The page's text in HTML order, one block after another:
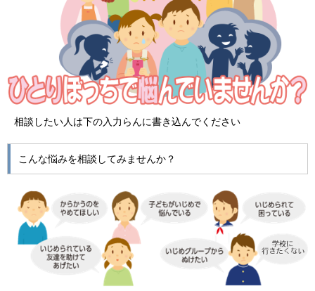
相談したい人は下の入力らんに書き込んでください
こんな悩みを相談してみませんか？